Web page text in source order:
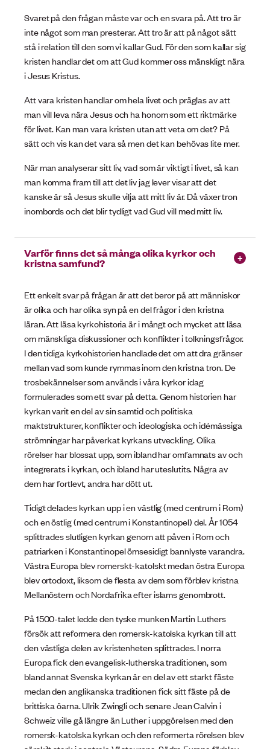
Svaret på den frågan måste var och en svara på. Att tro är
inte något som man presterar. Att tro är att på något sätt
stå i relation till den som vi kallar Gud. För den som kallar sig
kristen handlar det om att Gud kommer oss mänskligt nära
i Jesus Kristus.
Att vara kristen handlar om hela livet och präglas av att
man vill leva nära Jesus och ha honom som ett riktmärke
för livet. Kan man vara kristen utan att veta om det? På
sätt och vis kan det vara så men det kan behövas lite mer.
När man analyserar sitt liv, vad som är viktigt i livet, så kan
man komma fram till att det liv jag lever visar att det
kanske är så Jesus skulle vilja att mitt liv är. Då växer tron
inombords och det blir tydligt vad Gud vill med mitt liv.
Varför finns det så många olika kyrkor och
kristna samfund?
Ett enkelt svar på frågan är att det beror på att människor
är olika och har olika syn på en del frågor i den kristna
läran. Att läsa kyrkohistoria är i mångt och mycket att läsa
om mänskliga diskussioner och konflikter i tolkningsfrågor.
I den tidiga kyrkohistorien handlade det om att dra gränser
mellan vad som kunde rymmas inom den kristna tron. De
trosbekännelser som används i våra kyrkor idag
formulerades som ett svar på detta. Genom historien har
kyrkan varit en del av sin samtid och politiska
maktstrukturer, konflikter och ideologiska och idémässiga
strömningar har påverkat kyrkans utveckling. Olika
rörelser har blossat upp, som ibland har omfamnats av och
integrerats i kyrkan, och ibland har uteslutits. Några av
dem har fortlevt, andra har dött ut.
Tidigt delades kyrkan upp i en västlig (med centrum i Rom)
och en östlig (med centrum i Konstantinopel) del. År 1054
splittrades slutligen kyrkan genom att påven i Rom och
patriarken i Konstantinopel ömsesidigt bannlyste varandra.
Västra Europa blev romerskt-katolskt medan östra Europa
blev ortodoxt, liksom de flesta av dem som förblev kristna
Mellanöstern och Nordafrika efter islams genombrott.
På 1500-talet ledde den tyske munken Martin Luthers
försök att reformera den romersk-katolska kyrkan till att
den västliga delen av kristenheten splittrades. I norra
Europa fick den evangelisk-lutherska traditionen, som
bland annat Svenska kyrkan är en del av ett starkt fäste
medan den anglikanska traditionen fick sitt fäste på de
brittiska öarna. Ulrik Zwingli och senare Jean Calvin i
Schweiz ville gå längre än Luther i uppgörelsen med den
romersk-katolska kyrkan och den reformerta rörelsen blev